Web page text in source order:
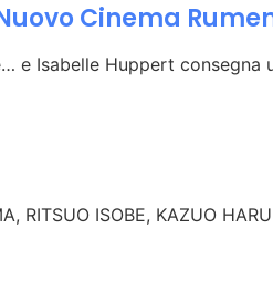
Cinema
e Isabelle Huppert consegna
RITSUO ISOBE, KAZUO